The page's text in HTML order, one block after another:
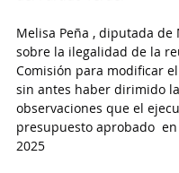
Melisa Peña , diputada de
sobre la ilegalidad de la
Comisión para modificar
sin antes haber dirimido
observaciones que el
presupuesto aprobado
2025